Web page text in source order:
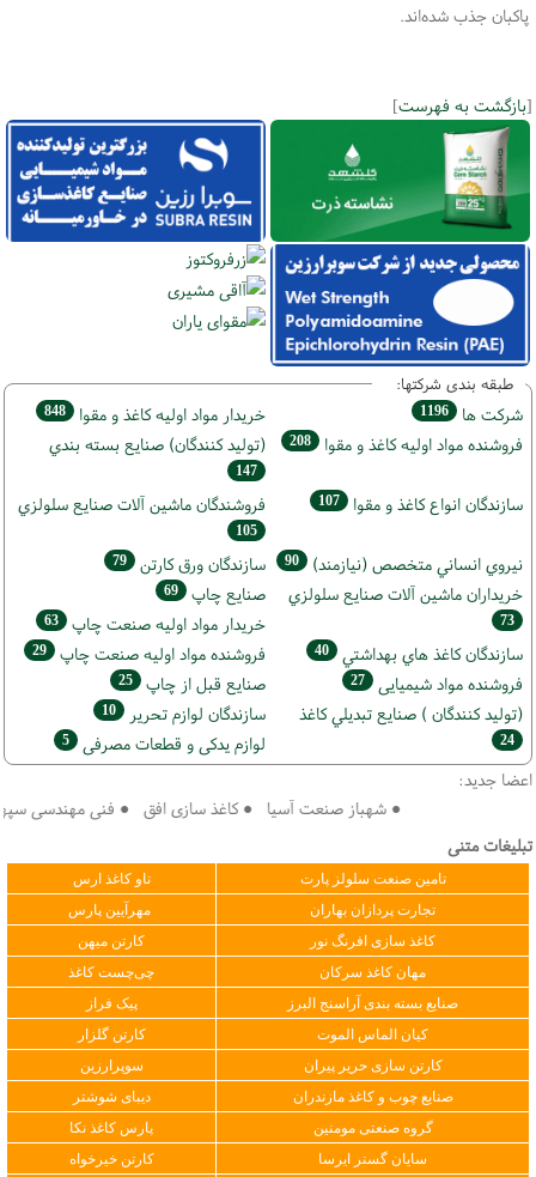
پاکبان جذب شده‌اند.
[بازگشت به فهرست]
طبقه بندی شرکتها:
شركت ها 1196 خريدار مواد اوليه كاغذ و مقوا 848
فروشنده مواد اوليه كاغذ و مقوا 208 (تولید كنندگان) صنايع بسته بندي
147
سازندگان انواع کاغذ و مقوا 107 فروشندگان ماشين آلات صنايع سلولزي
105
نيروي انساني متخصص (نیازمند) 90 سازندگان ورق كارتن 79
خریداران ماشين آلات صنايع سلولزي
73
صنايع چاپ 69
خريدار مواد اوليه صنعت چاپ 63
سازندگان كاغذ هاي بهداشتي 40 فروشنده مواد اوليه صنعت چاپ 29
فروشنده مواد شیمیایی 27 صنايع قبل از چاپ 25
(تولید كنندگان ) صنايع تبديلي كاغذ
24
سازندگان لوازم تحریر 10
لوازم یدکی و قطعات مصرفی 5
اعضا جدید:
● شهباز صنعت آسیا ● کاغذ سازی افق ● فنی مهندسی سپهر
تبلیغات متنی
تامین صنعت سلولز پارت
تاو کاغذ ارس
تجارت پردازان بهاران
مهرآیین پارس
کاغذ سازی افرنگ نور
کارتن میهن
مهان کاغذ سرکان
چی‌چست کاغذ
صنایع بسته بندی آراسنج البرز
پیک فراز
کیان الماس الموت
کارتن گلزار
کارتن سازی حریر پیران
سوپرارزین
صنایع چوب و کاغذ مازندران
دیبای شوشتر
گروه صنعتی مومنین
پارس کاغذ نکا
سایان گستر ایرسا
کارتن خیرخواه